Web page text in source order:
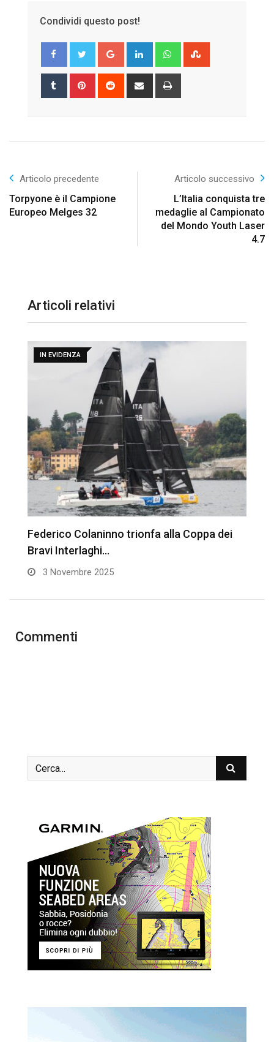
Condividi questo post!
Google+ LinkedIn Whatsapp
Tumblr Pinterest Reddit
Share
Articolo precedente
Torpyone è il Campione
Europeo Melges 32
Articolo successivo
L’Italia conquista tre
medaglie al Campionato
del Mondo Youth Laser
4.7
Articoli relativi
IN EVIDENZA
Federico Colaninno trionfa alla Coppa dei
Bravi Interlaghi…
3 Novembre 2025
Commenti